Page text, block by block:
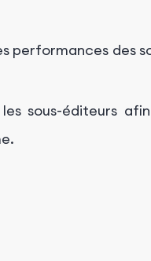
performances des
sous-éditeurs